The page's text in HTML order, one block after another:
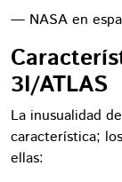
— NASA en
3I/ATLAS
La inusualidad
característica;
ellas: